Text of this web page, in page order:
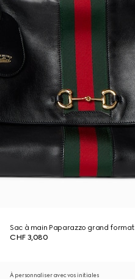
Sac à main Paparazzo grand format
CHF 3,080
À personnaliser avec vos initiales